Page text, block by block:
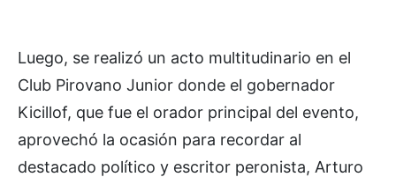
Luego, se realizó un acto multitudinario en el
Club Pirovano Junior donde el gobernador
Kicillof, que fue el orador principal del evento,
aprovechó la ocasión para recordar al
destacado político y escritor peronista, Arturo